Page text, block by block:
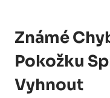
Známé
Pokožku
Vyhnout